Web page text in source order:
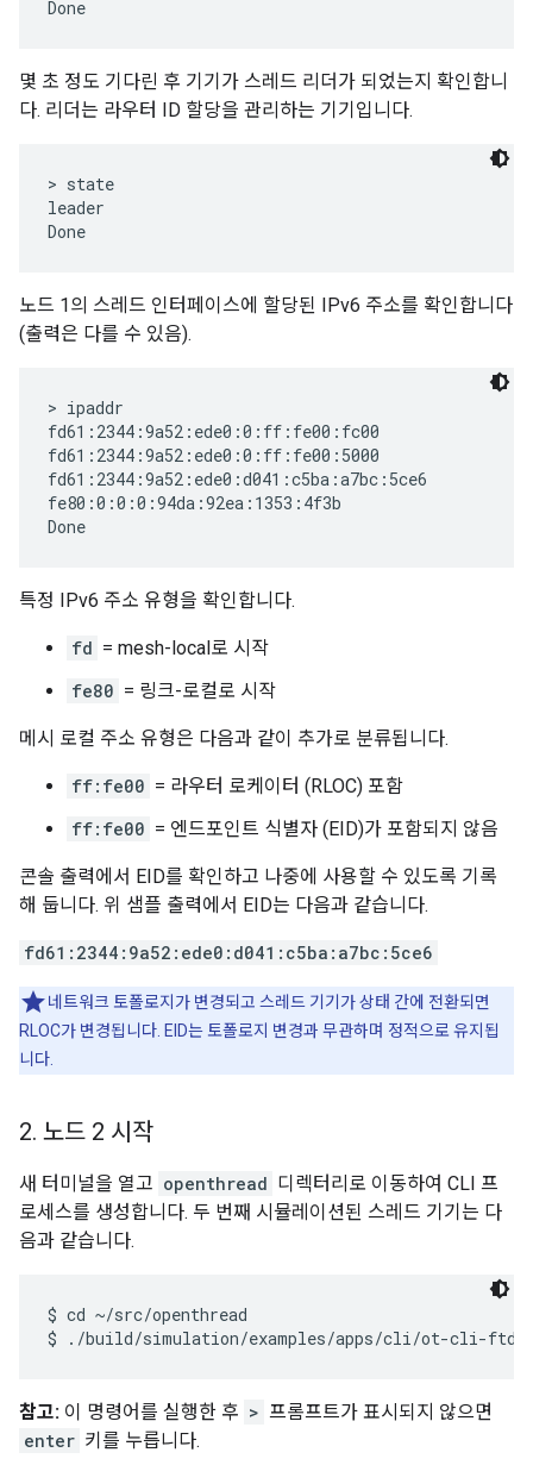
몇 초 정도 기다린 후 기기가 스레드 리더가 되었는지 확인합니
다. 리더는 라우터 ID 할당을 관리하는 기기입니다.
> state
leader
노드 1의 스레드 인터페이스에 할당된 IPv6 주소를 확인합니다
(출력은 다를 수 있음).
> ipaddr
fd61:2344:9a52:ede0:0:ff:fe00:fc00
fd61:2344:9a52:ede0:0:ff:fe00:5000
fd61:2344:9a52:ede0:d041:c5ba:a7bc:5ce6
fe80:0:0:0:94da:92ea:1353:4f3b
특정 IPv6 주소 유형을 확인합니다.
fd = mesh-local로 시작
fe80 = 링크-로컬로 시작
메시 로컬 주소 유형은 다음과 같이 추가로 분류됩니다.
ff:fe00 = 라우터 로케이터 (RLOC) 포함
ff:fe00 = 엔드포인트 식별자 (EID)가 포함되지 않음
콘솔 출력에서 EID를 확인하고 나중에 사용할 수 있도록 기록
해 둡니다. 위 샘플 출력에서 EID는 다음과 같습니다.
fd61:2344:9a52:ede0:d041:c5ba:a7bc:5ce6
네트워크 토폴로지가 변경되고 스레드 기기가 상태 간에 전환되면
RLOC가 변경됩니다. EID는 토폴로지 변경과 무관하며 정적으로 유지됩
니다.
2. 노드 2 시작
새 터미널을 열고 openthread 디렉터리로 이동하여 CLI 프
로세스를 생성합니다. 두 번째 시뮬레이션된 스레드 기기는 다
음과 같습니다.
$ cd ~/src/openthread
참고: 이 명령어를 실행한 후 > 프롬프트가 표시되지 않으면
enter 키를 누릅니다.